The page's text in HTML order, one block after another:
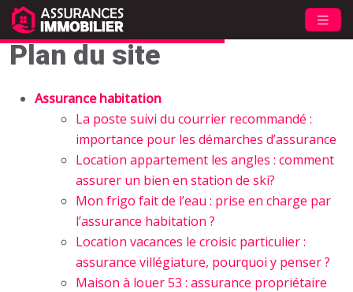
Plan du site
Assurance habitation
La poste suivi du courrier recommandé :
importance pour les démarches d’assurance
Location appartement les angles : comment
assurer un bien en station de ski?
Mon frigo fait de l’eau : prise en charge par
l’assurance habitation ?
Location vacances le croisic particulier :
assurance villégiature, pourquoi y penser ?
Maison à louer 53 : assurance propriétaire